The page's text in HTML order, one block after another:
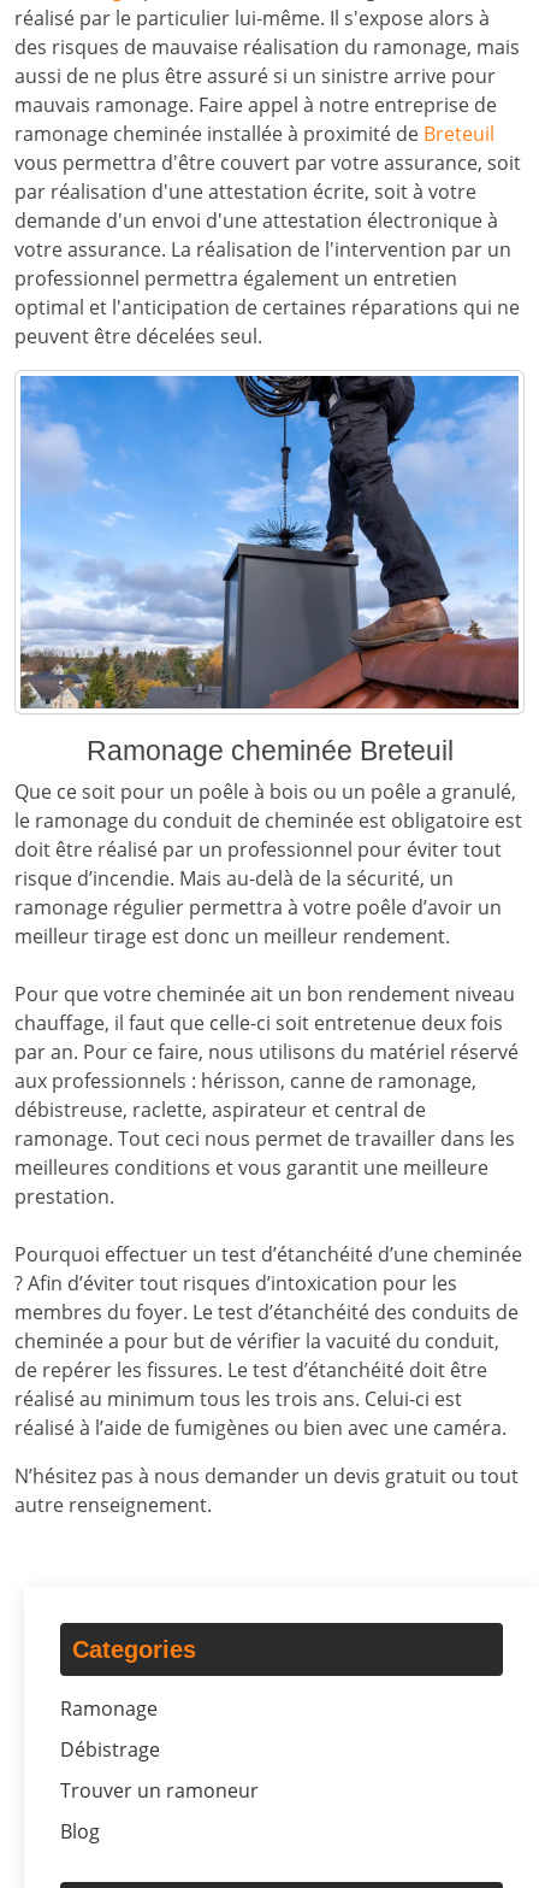
réalisé par le particulier lui-même. Il s'expose alors à
des risques de mauvaise réalisation du ramonage, mais
aussi de ne plus être assuré si un sinistre arrive pour
mauvais ramonage. Faire appel à notre entreprise de
ramonage cheminée installée à proximité de Breteuil
vous permettra d'être couvert par votre assurance, soit
par réalisation d'une attestation écrite, soit à votre
demande d'un envoi d'une attestation électronique à
votre assurance. La réalisation de l'intervention par un
professionnel permettra également un entretien
optimal et l'anticipation de certaines réparations qui ne
peuvent être décelées seul.
Ramonage cheminée Breteuil
Que ce soit pour un poêle à bois ou un poêle a granulé,
le ramonage du conduit de cheminée est obligatoire est
doit être réalisé par un professionnel pour éviter tout
risque d’incendie. Mais au-delà de la sécurité, un
ramonage régulier permettra à votre poêle d’avoir un
meilleur tirage est donc un meilleur rendement.
Pour que votre cheminée ait un bon rendement niveau
chauffage, il faut que celle-ci soit entretenue deux fois
par an. Pour ce faire, nous utilisons du matériel réservé
aux professionnels : hérisson, canne de ramonage,
débistreuse, raclette, aspirateur et central de
ramonage. Tout ceci nous permet de travailler dans les
meilleures conditions et vous garantit une meilleure
prestation.
Pourquoi effectuer un test d’étanchéité d’une cheminée
? Afin d’éviter tout risques d’intoxication pour les
membres du foyer. Le test d’étanchéité des conduits de
cheminée a pour but de vérifier la vacuité du conduit,
de repérer les fissures. Le test d’étanchéité doit être
réalisé au minimum tous les trois ans. Celui-ci est
réalisé à l’aide de fumigènes ou bien avec une caméra.
N’hésitez pas à nous demander un devis gratuit ou tout
autre renseignement.
Categories
Ramonage
Débistrage
Trouver un ramoneur
Blog